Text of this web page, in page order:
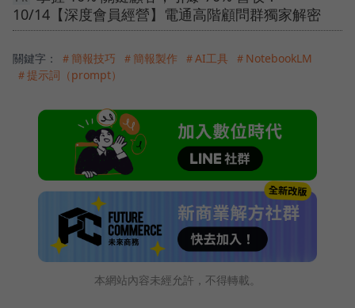
10/14【深度會員經營】電通高階顧問群獨家解密
關鍵字： ＃簡報技巧 ＃簡報製作 ＃AI工具 ＃NotebookLM
＃提示詞（prompt）
本網站內容未經允許，不得轉載。